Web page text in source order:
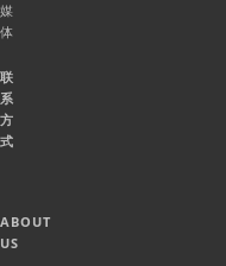
媒
体
联
系
方
式
ABOUT
US